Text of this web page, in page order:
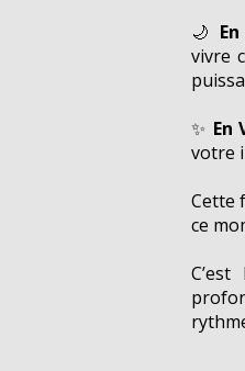
🌙
vivre
✨ En
votre
Cette
ce